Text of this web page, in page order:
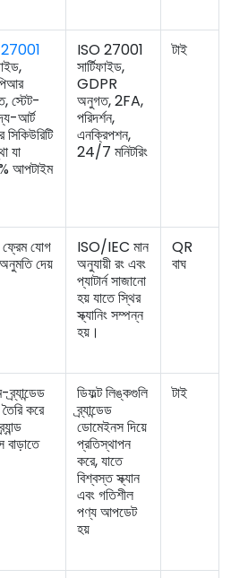
স্টেট-
আর্ট
সিকিউরিটি
যা
আপটাইম
ISO 27001
সার্টিফাইড,
GDPR
অনুগত, 2FA,
পরিদর্শন,
এনক্রিপশন,
24/7 মনিটরিং
টাই
যোগ
দেয়
ISO/IEC মান
অনুযায়ী রং এবং
প্যাটার্ন সাজানো
হয় যাতে স্থির
স্ক্যানিং সম্পন্ন
হয়।
QR
বাঘ
করে
বাড়াতে
ডিফল্ট লিঙ্কগুলি
ব্র্যান্ডেড
ডোমেইনস দিয়ে
প্রতিস্থাপন
করে, যাতে
বিশ্বস্ত স্ক্যান
এবং গতিশীল
পণ্য আপডেট
হয়
টাই